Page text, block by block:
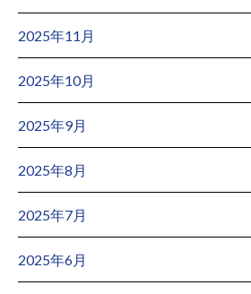
2025年11月
2025年10月
2025年9月
2025年8月
2025年7月
2025年6月